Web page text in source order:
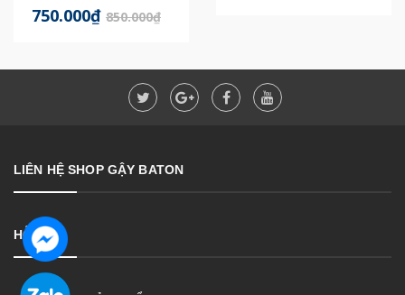
750.000₫ 850.000₫
LIÊN HỆ SHOP GẬY BATON
HỖ TRỢ